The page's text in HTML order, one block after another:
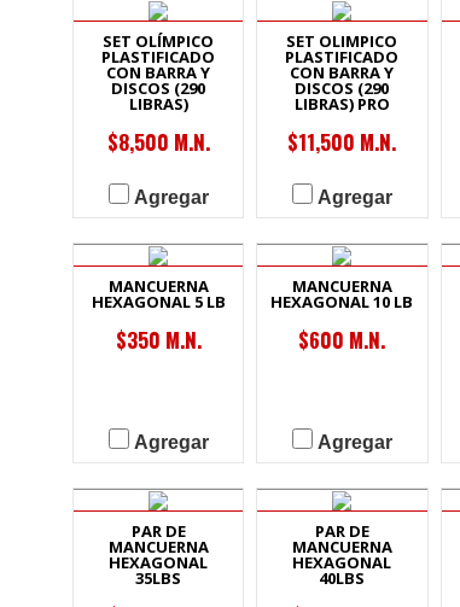
SET OLÍMPICO
PLASTIFICADO
CON BARRA Y
DISCOS (290
LIBRAS)
$8,500 M.N.
Agregar
SET OLIMPICO
PLASTIFICADO
CON BARRA Y
DISCOS (290
LIBRAS) PRO
$11,500 M.N.
Agregar
MANCUERNA
HEXAGONAL 5 LB
$350 M.N.
Agregar
MANCUERNA
HEXAGONAL 10 LB
$600 M.N.
Agregar
PAR DE
MANCUERNA
HEXAGONAL
35LBS
PAR DE
MANCUERNA
HEXAGONAL
40LBS